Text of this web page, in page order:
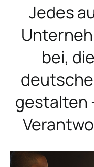
Jedes
bei,
gestalten